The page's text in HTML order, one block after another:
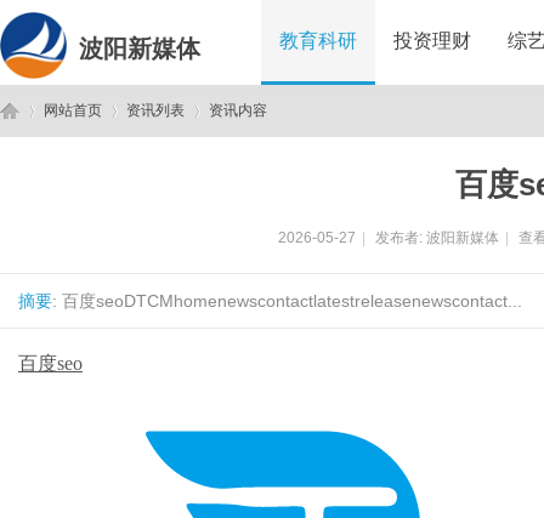
波阳新媒体 教育科研 投资理财 综
网站首页 资讯列表 资讯内容
百度
2026-05-27 发布者: 波阳新媒体 查
摘要: 百度seoDTCMhomenewscontactlatestreleasenewscontact...
百度seo